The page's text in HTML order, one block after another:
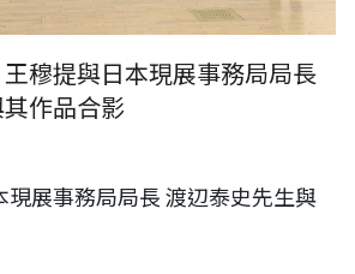
王穆提與日本現展事務局局長
作品合影
現展事務局局長 渡辺泰史先生與